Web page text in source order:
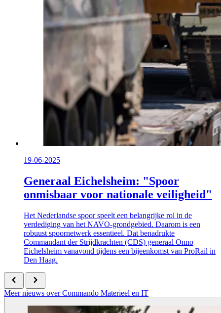
19-06-2025
Generaal Eichelsheim: "Spoor
onmisbaar voor nationale veiligheid"
Het Nederlandse spoor speelt een belangrijke rol in de
verdediging van het NAVO-grondgebied. Daarom is een
robuust spoornetwerk essentieel. Dat benadrukte
Commandant der Strijdkrachten (CDS) generaal Onno
Eichelsheim vanavond tijdens een bijeenkomst van ProRail in
Den Haag.
Meer nieuws over Commando Materieel en IT